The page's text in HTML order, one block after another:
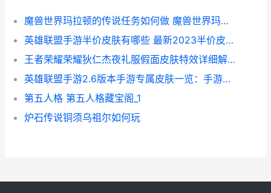
魔兽世界玛拉顿的传说任务如何做 魔兽世界玛拉顿任务大全攻略
英雄联盟手游半价皮肤有哪些 最新2023半价皮肤活动介绍
王者荣耀荣耀狄仁杰夜礼服假面皮肤特效详细解答 王者荣耀荣耀狄仁杰称号
英雄联盟手游2.6版本手游专属皮肤一览：手游专属皮肤水晶玫瑰系列皮肤介绍
第五人格 第五人格藏宝阁_1
炉石传说铜须乌祖尔如何玩